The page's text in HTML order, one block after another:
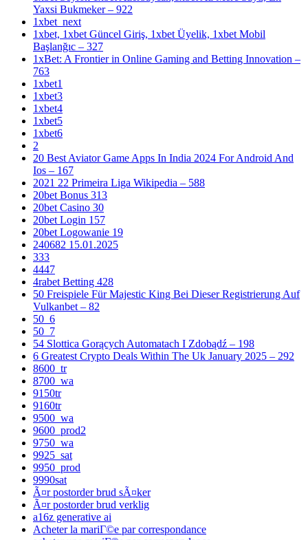
Yaxsi Bukmeker – 922
1xbet_next
1xbet, 1xbet Güncel Giriş, 1xbet Üyelik, 1xbet Mobil
Başlanğıc – 327
1xBet: A Frontier in Online Gaming and Betting Innovation –
763
1xbet1
1xbet3
1xbet4
1xbet5
1xbet6
2
20 Best Aviator Game Apps In India 2024 For Android And
Ios – 167
2021 22 Primeira Liga Wikipedia – 588
20bet Bonus 313
20bet Casino 30
20bet Login 157
20bet Logowanie 19
240682 15.01.2025
333
4447
4rabet Betting 428
50 Freispiele Für Majestic King Bei Dieser Registrierung Auf
Vulkanbet – 82
50_6
50_7
54 Slottica Gorących Automatach I Zdobądź – 198
6 Greatest Crypto Deals Within The Uk January 2025 – 292
8600_tr
8700_wa
9150tr
9160tr
9500_wa
9600_prod2
9750_wa
9925_sat
9950_prod
9990sat
Ã¤r postorder brud sÃ¤ker
Ã¤r postorder brud verklig
a16z generative ai
Acheter la mariГ©e par correspondance